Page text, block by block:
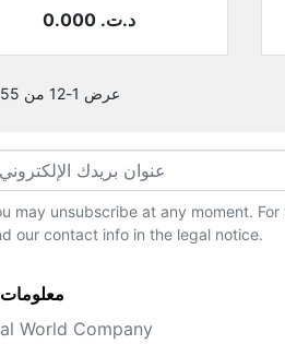
السعر 0.000 د.ت.‏
عرض 1-12 من 55 منتجات
may unsubscribe at any moment.
our contact info in the legal notice.
معلومات
World Company